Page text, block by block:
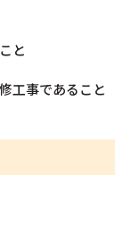
と
工事であること